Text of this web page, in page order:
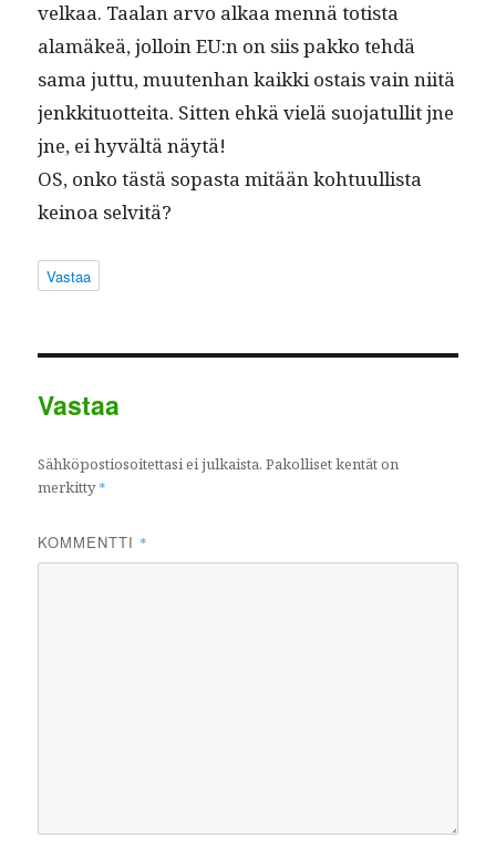
velkaa. Taalan arvo alkaa men­nä totista
alamäkeä, jol­loin EU:n on siis pakko tehdä
sama jut­tu, muuten­han kaik­ki ostais vain niitä
jenkki­tuot­tei­ta. Sit­ten ehkä vielä suo­jat­ul­lit jne
jne, ei hyvältä näytä!
OS, onko tästä sopas­ta mitään kohtu­ullista
keinoa selvitä?
Vastaa
Vastaa
Sähköpostiosoitettasi ei julkaista. Pakolliset kentät on
merkitty*
KOMMENTTI *